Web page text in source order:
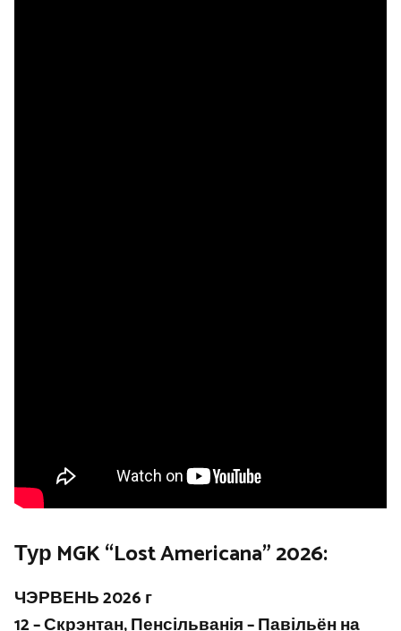
Тур MGK “Lost Americana” 2026:
ЧЭРВЕНЬ 2026 г
12 – Скрэнтан, Пенсільванія – Павільён на